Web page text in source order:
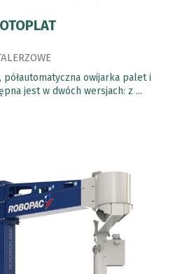
owijarka palet i
jest w dwóch wersjach: z ...